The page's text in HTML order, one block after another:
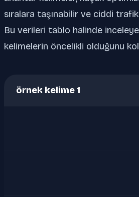
sıralara taşınabilir ve ciddi trafik
Bu verileri tablo halinde
kelimelerin öncelikli olduğunu
örnek kelime 1